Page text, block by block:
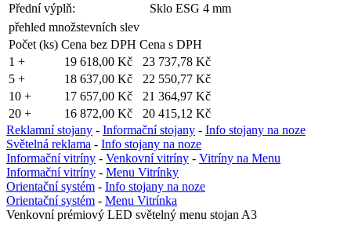
Přední výplň:
Sklo ESG 4 mm
přehled množstevních slev
Počet (ks) Cena bez DPH Cena s DPH
1 +
19 618,00 Kč
23 737,78 Kč
5 +
18 637,00 Kč
22 550,77 Kč
10 +
17 657,00 Kč
21 364,97 Kč
20 +
16 872,00 Kč
20 415,12 Kč
Reklamní stojany - Informační stojany - Info stojany na noze
Světelná reklama - Info stojany na noze
Informační vitríny - Venkovní vitríny - Vitríny na Menu
Informační vitríny - Menu Vitrínky
Orientační systém - Info stojany na noze
Orientační systém - Menu Vitrínka
Venkovní prémiový LED světelný menu stojan A3